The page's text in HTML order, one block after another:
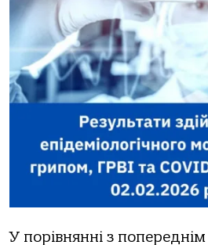
У порівнянні з